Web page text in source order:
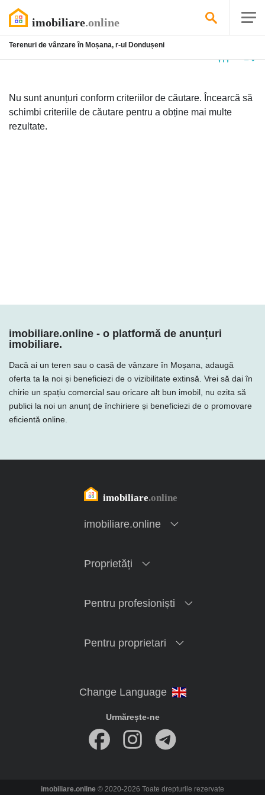
Terenuri de vânzare în Moșana, r-ul Dondușeni
Nu sunt anunțuri conform criteriilor de căutare. Încearcă să
schimbi criteriile de căutare pentru a obține mai multe
rezultate.
imobiliare.online - o platformă de anunțuri
imobiliare.
Dacă ai un teren sau o casă de vânzare în Moșana, adaugă
oferta ta la noi și beneficiezi de o vizibilitate extinsă. Vrei să dai în
chirie un spațiu comercial sau oricare alt bun imobil, nu ezita să
publici la noi un anunț de închiriere și beneficiezi de o promovare
eficientă online.
imobiliare.online
Proprietăți
Pentru profesioniști
Pentru proprietari
Urmărește-ne
imobiliare.online © 2020-2026 Toate drepturile rezervate